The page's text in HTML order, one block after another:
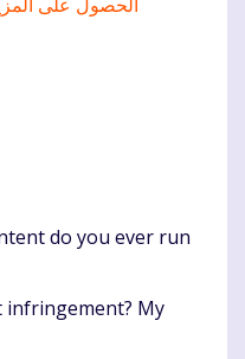
do you ever run
My